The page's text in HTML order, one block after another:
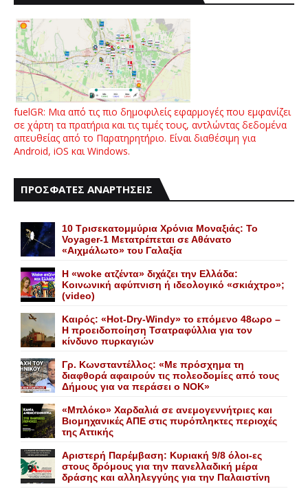
fuelGR: Μια από τις πιο δημοφιλείς εφαρμογές που εμφανίζει
σε χάρτη τα πρατήρια και τις τιμές τους, αντλώντας δεδομένα
απευθείας από το Παρατηρητήριο. Είναι διαθέσιμη για
Android, iOS και Windows.
ΠΡΟΣΦΑΤΕΣ ΑΝΑΡΤΗΣΕΙΣ
10 Τρισεκατομμύρια Χρόνια Μοναξιάς: Το
Voyager-1 Μετατρέπεται σε Αθάνατο
«Αιχμάλωτο» του Γαλαξία
Η «woke ατζέντα» διχάζει την Ελλάδα:
Κοινωνική αφύπνιση ή ιδεολογικό «σκιάχτρο»;
(video)
Καιρός: «Hot-Dry-Windy» το επόμενο 48ωρο –
Η προειδοποίηση Τσατραφύλλια για τον
κίνδυνο πυρκαγιών
Γρ. Κωνσταντέλλος: «Με πρόσχημα τη
διαφθορά αφαιρούν τις πολεοδομίες από τους
Δήμους για να περάσει ο NOK»
«Mπλόκο» Xαρδαλιά σε ανεμογεννήτριες και
Bιομηχανικές ΑΠΕ στις πυρόπληκτες περιοχές
της Αττικής
Αριστερή Παρέμβαση: Κυριακή 9/8 όλοι-ες
στους δρόμους για την πανελλαδική μέρα
δράσης και αλληλεγγύης για την Παλαιστίνη